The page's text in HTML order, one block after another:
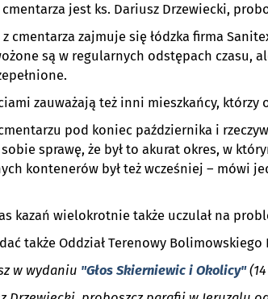
jest ks. Dariusz Drzewiecki,
cmentarza zajmuje się łódzka firma
są w regularnych odstępach czasu,
zauważają też inni mieszkańcy, którzy
pod koniec października i
sprawę, że był to akurat okres, w
kontenerów był też wcześniej – mówi
kazań wielokrotnie także uczulał na
także Oddział Terenowy
w wydaniu "Głos Skierniewic i Okolicy"